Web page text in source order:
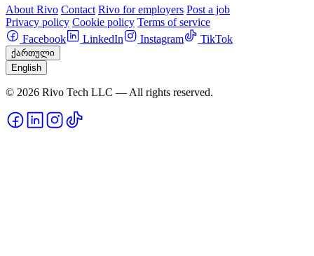
About Rivo Contact Rivo for employers Post a job
Privacy policy Cookie policy Terms of service
Facebook
LinkedIn Instagram TikTok
ქართული
English
© 2026 Rivo Tech LLC — All rights reserved.